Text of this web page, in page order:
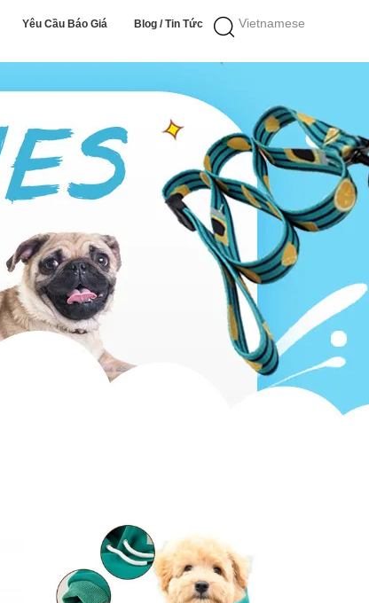
Vietnamese
Yêu Cầu Báo Giá Blog / Tin Tức